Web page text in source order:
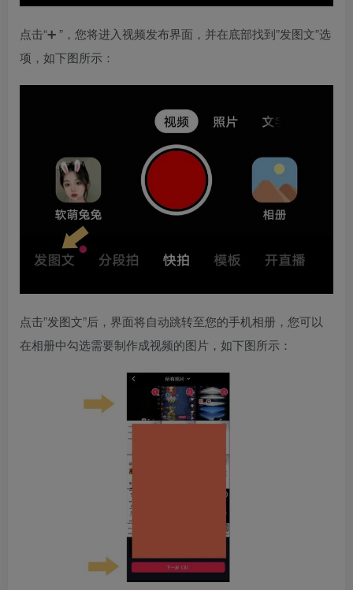
点击“➕ ”，您将进入视频发布界面，并在底部找到”发图文”选
项，如下图所示：
点击”发图文”后，界面将自动跳转至您的手机相册，您可以
在相册中勾选需要制作成视频的图片，如下图所示：